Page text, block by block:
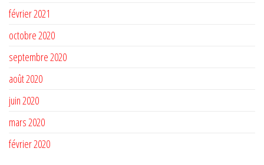
février 2021
octobre 2020
septembre 2020
août 2020
juin 2020
mars 2020
février 2020